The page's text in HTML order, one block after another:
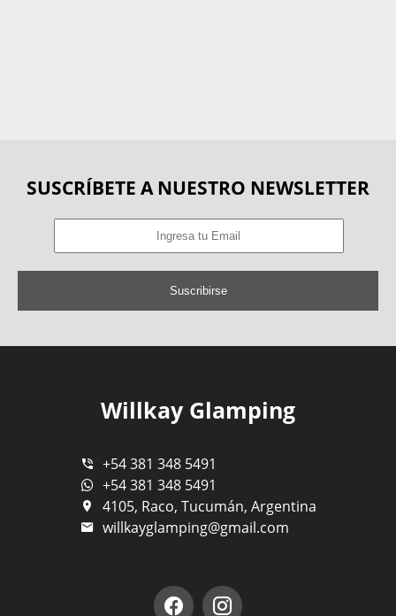
SUSCRÍBETE A NUESTRO NEWSLETTER
Suscribirse
+54 381 348 5491
+54 381 348 5491
4105, Raco, Tucumán, Argentina
willkayglamping@gmail.com
Willkay Glamping